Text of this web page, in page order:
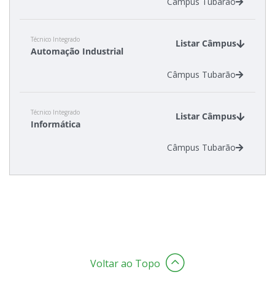
Técnico Integrado
Automação Industrial
Listar Câmpus
Câmpus Tubarão
Técnico Integrado
Informática
Listar Câmpus
Câmpus Tubarão
Voltar ao Topo